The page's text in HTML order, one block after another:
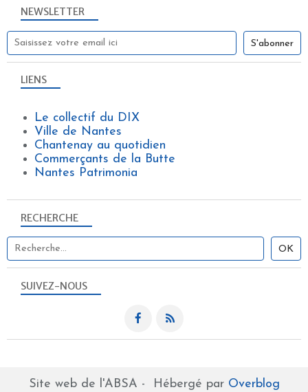
NEWSLETTER
SUIVEZ-NOUS
RECHERCHE
LIENS
Le collectif du DIX
Ville de Nantes
Chantenay au quotidien
Commerçants de la Butte
Nantes Patrimonia
Site web de l'ABSA - Hébergé par Overblog